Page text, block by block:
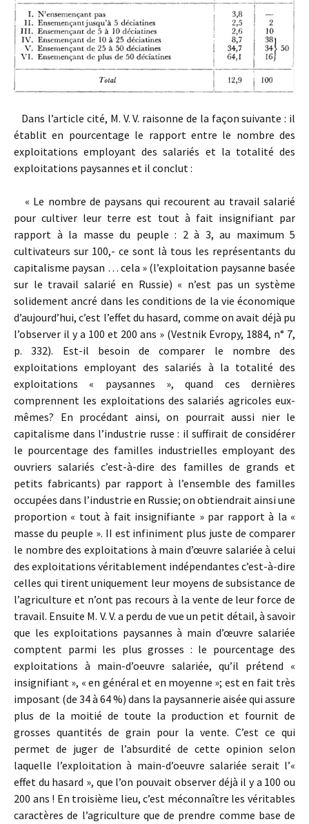
Dans l’article cité, M. V. V. raisonne de la façon suivante : il
établit en pourcentage le rapport entre le nombre des
exploitations employant des salariés et la totalité des
exploitations paysannes et il conclut :
« Le nombre de paysans qui recourent au travail salarié
pour cultiver leur terre est tout à fait insignifiant par
rapport à la masse du peuple : 2 à 3, au maximum 5
cultivateurs sur 100,- ce sont là tous les représentants du
capitalisme paysan … cela » (l’exploitation paysanne basée
sur le travail salarié en Russie) « n’est pas un système
solidement ancré dans les conditions de la vie économique
d’aujourd’hui, c’est l’effet du hasard, comme on avait déjà pu
l’observer il y a 100 et 200 ans » (Vestnik Evropy, 1884, n° 7,
p. 332). Est-il besoin de comparer le nombre des
exploitations employant des salariés à la totalité des
exploitations « paysannes », quand ces dernières
comprennent les exploitations des salariés agricoles eux-
mêmes? En procédant ainsi, on pourrait aussi nier le
capitalisme dans l’industrie russe : il suffirait de considérer
le pourcentage des familles industrielles employant des
ouvriers salariés c’est-à-dire des familles de grands et
petits fabricants) par rapport à l’ensemble des familles
occupées dans l’industrie en Russie; on obtiendrait ainsi une
proportion « tout à fait insignifiante » par rapport à la «
masse du peuple ». II est infiniment plus juste de comparer
le nombre des exploitations à main d’œuvre salariée à celui
des exploitations véritablement indépendantes c’est-à-dire
celles qui tirent uniquement leur moyens de subsistance de
l’agriculture et n’ont pas recours à la vente de leur force de
travail. Ensuite M. V. V. a perdu de vue un petit détail, à savoir
que les exploitations paysannes à main d’œuvre salariée
comptent parmi les plus grosses : le pourcentage des
exploitations à main-d’oeuvre salariée, qu’il prétend «
insignifiant », « en général et en moyenne »; est en fait très
imposant (de 34 à 64 %) dans la paysannerie aisée qui assure
plus de la moitié de toute la production et fournit de
grosses quantités de grain pour la vente. C’est ce qui
permet de juger de l’absurdité de cette opinion selon
laquelle l’exploitation à main-d’oeuvre salariée serait l’«
effet du hasard », que l’on pouvait observer déjà il y a 100 ou
200 ans ! En troisième lieu, c’est méconnaître les véritables
caractères de l’agriculture que de prendre comme base de